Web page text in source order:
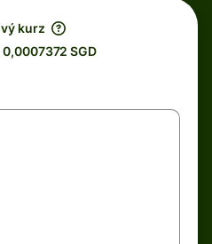
kurz
0,0007372 SGD